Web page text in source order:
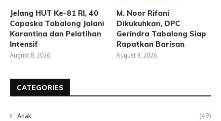
Jelang HUT Ke-81 RI, 40
Capaska Tabalong Jalani
Karantina dan Pelatihan
Intensif
August 8, 2026
M. Noor Rifani
Dikukuhkan, DPC
Gerindra Tabalong Siap
Rapatkan Barisan
August 8, 2026
CATEGORIES
Anak (49)